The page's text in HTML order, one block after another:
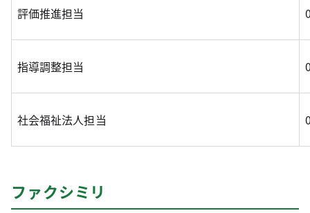
評価推進担当
指導調整担当
社会福祉法人担当
ファクシミリ